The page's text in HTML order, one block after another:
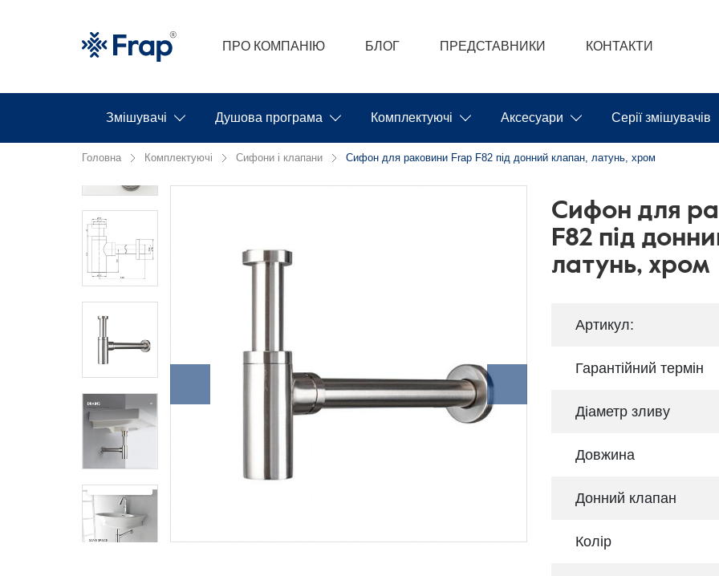
ПРО КОМПАНІЮ БЛОГ ПРЕДСТАВНИКИ КОНТАКТИ
Змішувачі Душова програма Комплектуючі Аксесуари Серії змішувачів
Головна Комплектуючі Сифони і клапани Сифон для раковини Frap F82 під донний клапан, латунь, хром
Сифон для
F82 під
латунь, хром
Артикул:
Гарантійний термін
Діаметр зливу
Довжина
Донний клапан
Колір